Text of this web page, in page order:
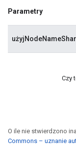
Parametry
Czy
O ile nie stwierdzono
Commons – uznanie